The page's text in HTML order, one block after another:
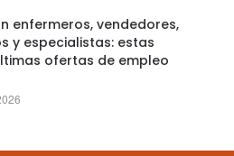
enfermeros, vendedores,
y especialistas: estas
ofertas de empleo